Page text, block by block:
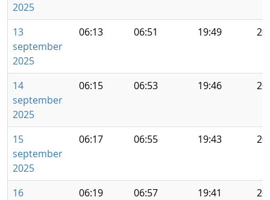
2025
13
september
2025
06:13 06:51 19:49
14
september
2025
06:15 06:53 19:46
15
september
2025
06:17 06:55 19:43
16
06:19 06:57 19:41